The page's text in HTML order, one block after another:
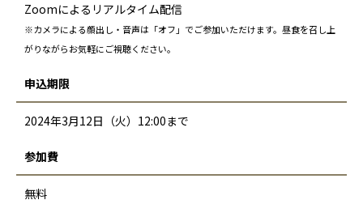
Zoomによるリアルタイム配信
※カメラによる顔出し・音声は「オフ」でご参加いただけます。昼食を召し上
がりながらお気軽にご視聴ください。
申込期限
2024年3月12日（火）12:00まで
参加費
無料